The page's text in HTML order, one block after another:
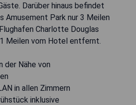
Darüber hinaus befindet
Amusement Park nur 3 Meilen
Charlotte Douglas
Meilen vom Hotel entfernt.
der Nähe von
in allen Zimmern
inklusive